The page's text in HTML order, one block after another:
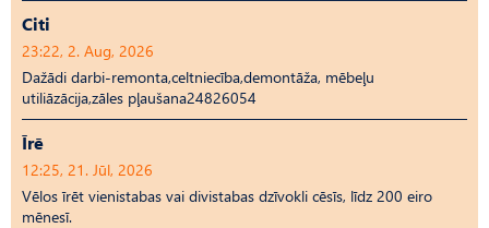
Citi
23:22, 2. Aug, 2026
Dažādi darbi-remonta,celtniecība,demontāža, mēbeļu
utiliāzācija,zāles pļaušana24826054
Īrē
12:25, 21. Jūl, 2026
Vēlos īrēt vienistabas vai divistabas dzīvokli cēsīs, līdz 200 eiro
mēnesī.